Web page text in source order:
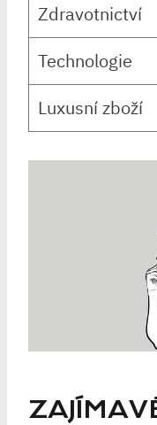
Zdravotnictví
Technologie
Luxusní zboží